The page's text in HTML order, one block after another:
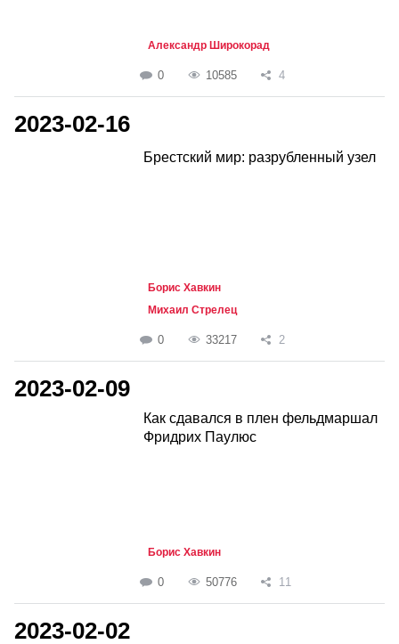
Александр Широкорад
0 10585 4
2023-02-16
Брестский мир: разрубленный узел
Борис Хавкин
Михаил Стрелец
0 33217 2
2023-02-09
Как сдавался в плен фельдмаршал
Фридрих Паулюс
Борис Хавкин
0 50776 11
2023-02-02